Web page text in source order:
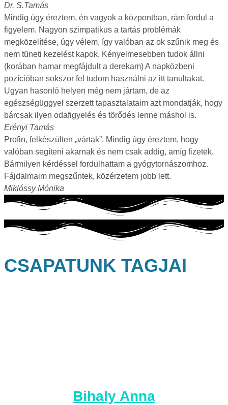
Dr. S.Tamás
Mindig úgy éreztem, én vagyok a központban, rám fordul a
figyelem. Nagyon szimpatikus a tartás problémák
megközelítése, úgy vélem, így valóban az ok szűnik meg és
nem tüneti kezelést kapok. Kényelmesebben tudok állni
(korában hamar megfájdult a derekam) A napközbeni
pozícióban sokszor fel tudom használni az itt tanultakat.
Ugyan hasonló helyen még nem jártam, de az
egészségüggyel szerzett tapasztalataim azt mondatják, hogy
bárcsak ilyen odafigyelés és törődés lenne máshol is.
Erényi Tamás
Profin, felkészülten „vártak”. Mindig úgy éreztem, hogy
valóban segíteni akarnak és nem csak addig, amíg fizetek.
Bármilyen kérdéssel fordulhattam a gyógytornászomhoz.
Fájdalmaim megszűntek, közérzetem jobb lett.
Miklóssy Mónika
CSAPATUNK TAGJAI
Bihaly Anna